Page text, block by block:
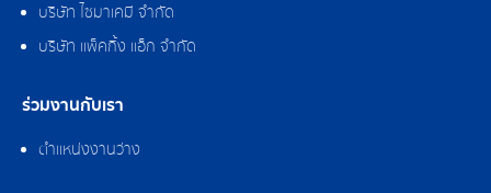
บริษัท ไซมาเคมี จำกัด
บริษัท แพ็คกิ้ง แอ็ก จำกัด
ร่วมงานกับเรา
ตำแหน่งงานว่าง